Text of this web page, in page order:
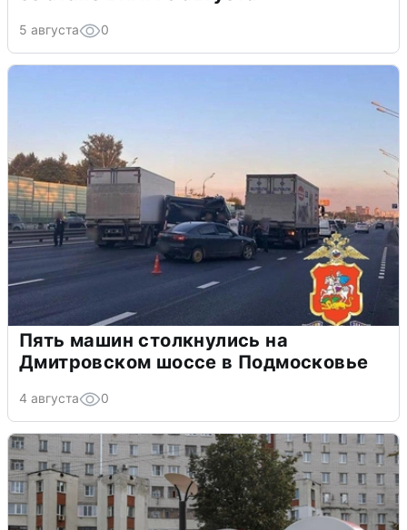
5 августа 0
Пять машин столкнулись на
Дмитровском шоссе в Подмосковье
4 августа 0